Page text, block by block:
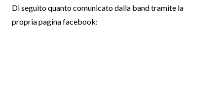
Di seguito quanto comunicato dalla band tramite la
propria pagina facebook: